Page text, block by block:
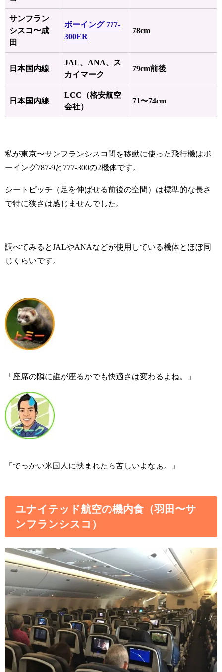
サンフラン
シスコ〜成
田
ボーイング 777-
300ER
78cm
日本国内線
JAL、ANA、ス
カイマーク
79cm前後
日本国内線
LCC（格安航空
会社）
71〜74cm
私が東京〜サンフランシスコ間を移動に使った飛行機はボ
ーイング787-9と777-300の2機体です。
シートピッチ（足を伸ばせる前後の空間）は標準的な長さ
で特に狭さは感じませんでした。
調べてみるとJALやANAなどが使用している機体とほぼ同
じくらいです。
「座席の隣に誰が座るかでも快適さは変わるよね。」
「でっかい米国人に挟まれたら苦しいよなぁ。」
ユナイテッド航空の機内食（羽田〜サ
ンフランシスコ）